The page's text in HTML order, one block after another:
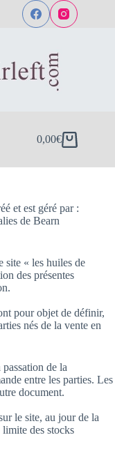
Panier
0,00€
et est géré par :
de Bearn
site « les huiles de
des présentes
pour objet de définir,
nés de la vente en
passation de la
entre les parties. Les
document.
le site, au jour de la
des stocks